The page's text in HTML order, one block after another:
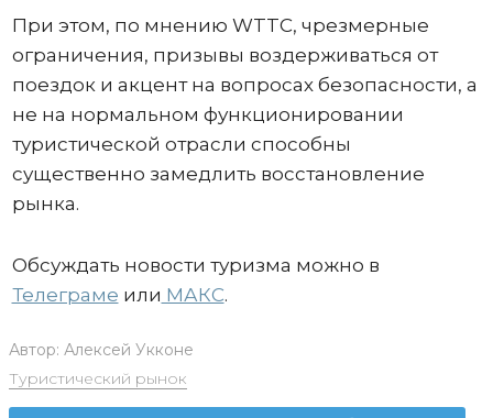
При этом, по мнению WTTC, чрезмерные
ограничения, призывы воздерживаться от
поездок и акцент на вопросах безопасности, а
не на нормальном функционировании
туристической отрасли способны
существенно замедлить восстановление
рынка.
Обсуждать новости туризма можно в
Телеграме или МАКС.
Автор: Алексей Укконе
Туристический рынок